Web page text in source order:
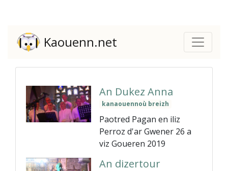
Kaouenn.net
An Dukez Anna
kanaouennoù breizh
Paotred Pagan en iliz
Perroz d'ar Gwener 26 a
viz Goueren 2019
An dizertour